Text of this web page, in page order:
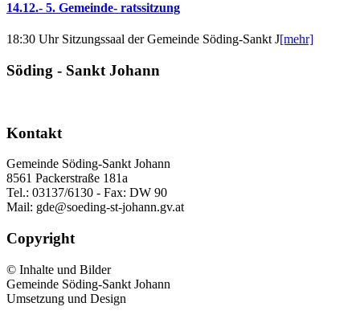
14.12.- 5. Gemeinde- ratssitzung
18:30 Uhr Sitzungssaal der Gemeinde Söding-Sankt J[mehr]
Söding - Sankt Johann
Kontakt
Gemeinde Söding-Sankt Johann
8561 Packerstraße 181a
Tel.: 03137/6130 - Fax: DW 90
Mail: gde@soeding-st-johann.gv.at
Copyright
© Inhalte und Bilder
Gemeinde Söding-Sankt Johann
Umsetzung und Design